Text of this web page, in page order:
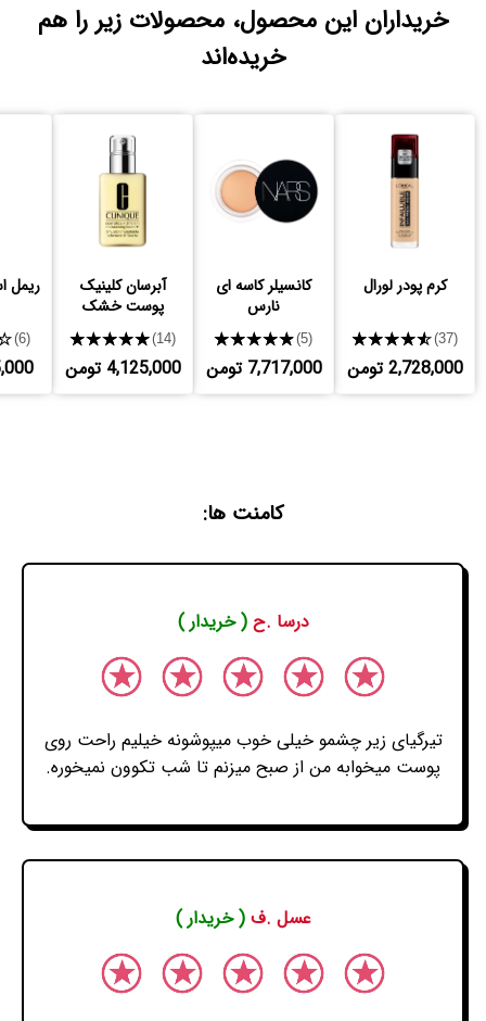
خریداران این محصول، محصولات زیر را هم
خریده‌اند
کرم پودر لورال
★★★★★(37)
2,728,000 تومن
کانسیلر کاسه ای
نارس
★★★★★(5)
7,717,000 تومن
آبرسان کلینیک
پوست خشک
★★★★★(14)
4,125,000 تومن
(6)
کامنت ها:
درسا .ح( خریدار )
تیرگیای زیر چشمو خیلی خوب میپوشونه خیلیم راحت روی
پوست میخوابه من از صبح میزنم تا شب تکوون نمیخوره.
عسل .ف( خریدار )